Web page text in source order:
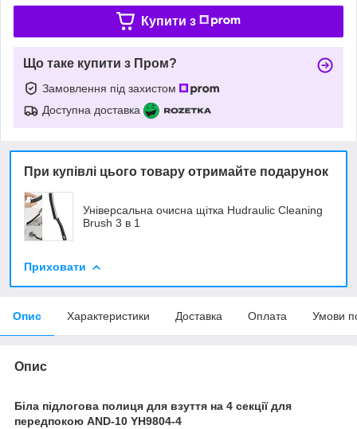
Купити з
Що таке купити з Пром?
Замовлення під захистом
Доступна доставка
При купівлі цього товару отримайте подарунок
Універсальна очисна щітка Hudraulic Cleaning
Brush 3 в 1
Приховати
Опис Характеристики Доставка Оплата Умови
Опис
Біла підлогова полиця для взуття на 4 секції для
передпокою AND-10 YH9804-4